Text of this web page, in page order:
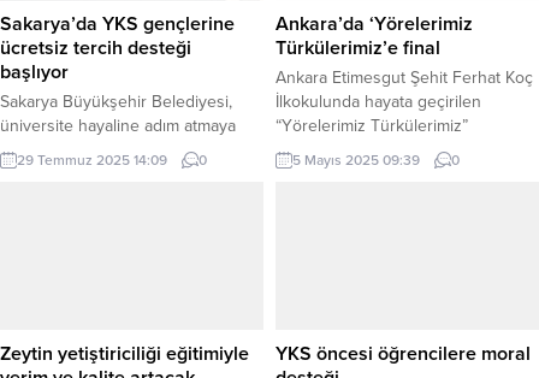
duruşma salonunu inceleyerek
mahkeme ortamını yerinde...
2 ve 3. sınıf...
Sakarya’da YKS gençlerine
ücretsiz tercih desteği
başlıyor
Sakarya Büyükşehir Belediyesi,
üniversite hayaline adım atmaya
hazırlanan gençlere yönelik
ücretsiz tercih danışmanlığı
Bulvarı’ndaki AKM önünde başlıyor.
Genç adaylar, 30 Temmuz ile 13
29 Temmuz 2025 14:09 0
Ankara’da ‘Yörelerimiz
Türkülerimiz’e final
Ankara Etimesgut Şehit Ferhat Koç
İlkokulunda hayata geçirilen
“Yörelerimiz Türkülerimiz”
etkinliğinin finali gerçekleştirildi.
Yarışmanın finaline 8 sınıftan 16
amacıyla Ankara Etimesgut Şehit
Ferhat Koç İlkokulunda bu yıl ilk...
5 Mayıs 2025 09:39 0
Zeytin yetiştiriciliği eğitimiyle
YKS öncesi öğrencilere moral